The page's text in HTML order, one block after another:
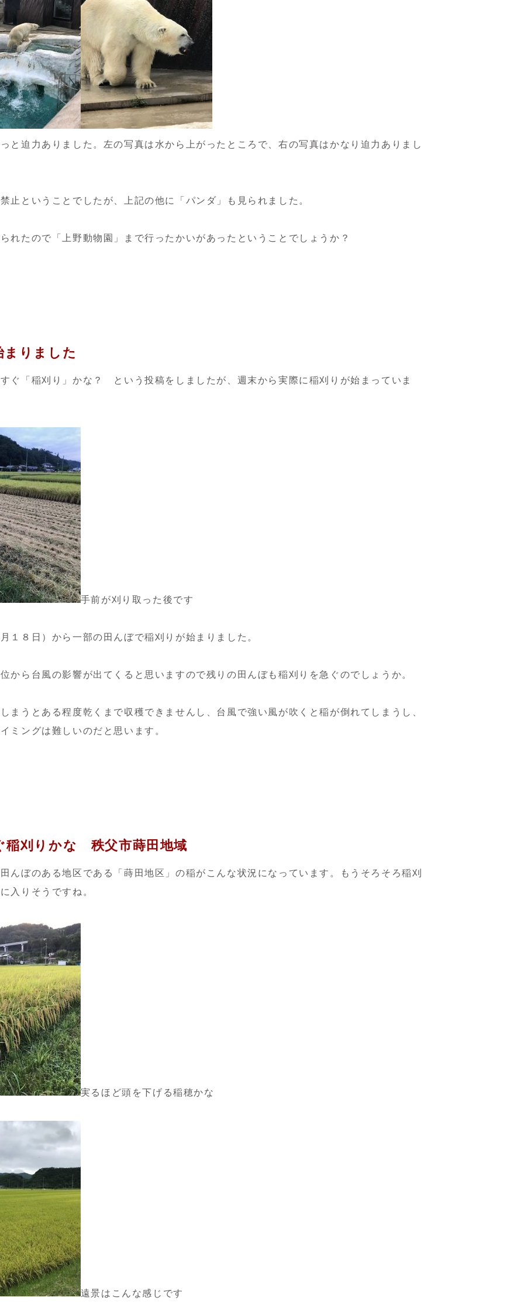
と迫力ありました。左の写真は水から上がったところで、右の写真はかなり迫力ありまし
止ということでしたが、上記の他に「パンダ」も見られました。
れたので「上野動物園」まで行ったかいがあったということでしょうか？
まりました
ぐ「稲刈り」かな？ という投稿をしましたが、週末から実際に稲刈りが始まっていま
手前が刈り取った後です
１８日）から一部の田んぼで稲刈りが始まりました。
から台風の影響が出てくると思いますので残りの田んぼも稲刈りを急ぐのでしょうか。
まうとある程度乾くまで収穫できませんし、台風で強い風が吹くと稲が倒れてしまうし、
ミングは難しいのだと思います。
稲刈りかな 秩父市蒔田地域
んぼのある地区である「蒔田地区」の稲がこんな状況になっています。もうそろそろ稲刈
入りそうですね。
実るほど頭を下げる稲穂かな
遠景はこんな感じです